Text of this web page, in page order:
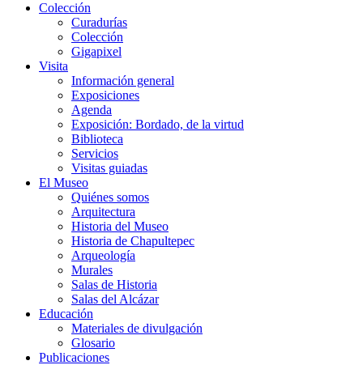
Colección
Curadurías
Colección
Gigapixel
Visita
Información general
Exposiciones
Agenda
Exposición: Bordado, de la virtud
Biblioteca
Servicios
Visitas guiadas
El Museo
Quiénes somos
Arquitectura
Historia del Museo
Historia de Chapultepec
Arqueología
Murales
Salas de Historia
Salas del Alcázar
Educación
Materiales de divulgación
Glosario
Publicaciones